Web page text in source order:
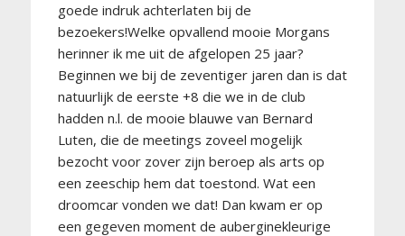
goede indruk achterlaten bij de
bezoekers!Welke opvallend mooie Morgans
herinner ik me uit de afgelopen 25 jaar?
Beginnen we bij de zeventiger jaren dan is dat
natuurlijk de eerste +8 die we in de club
hadden n.l. de mooie blauwe van Bernard
Luten, die de meetings zoveel mogelijk
bezocht voor zover zijn beroep als arts op
een zeeschip hem dat toestond. Wat een
droomcar vonden we dat! Dan kwam er op
een gegeven moment de auberginekleurige